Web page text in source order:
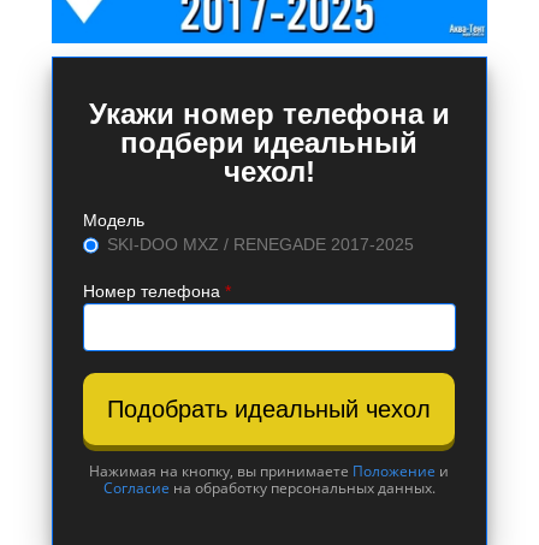
Укажи номер телефона и
подбери идеальный
чехол!
Модель
SKI-DOO MXZ / RENEGADE 2017-2025
Номер телефона *
Подобрать идеальный чехол
Нажимая на кнопку, вы принимаете Положение и
Согласие на обработку персональных данных.